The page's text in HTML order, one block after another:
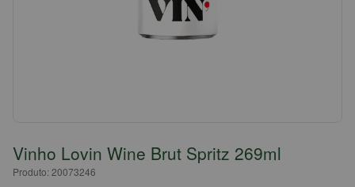
Vinho Lovin Wine Brut Spritz 269ml
Produto: 20073246